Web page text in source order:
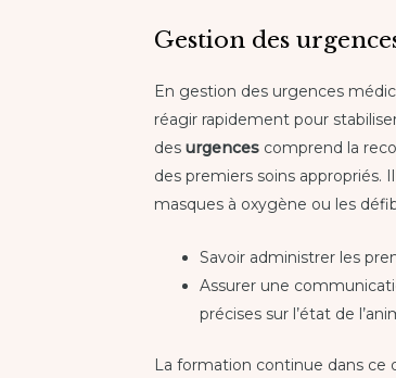
Gestion des
En gestion des urgences
réagir rapidement pour
des urgences comprend la
des premiers soins appropriés.
masques à oxygène ou les
Savoir administrer les
Assurer une
précises sur l’état de
La formation continue dans ce